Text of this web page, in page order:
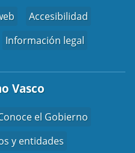
Accesibilidad
Información legal
Vasco
el Gobierno
y entidades